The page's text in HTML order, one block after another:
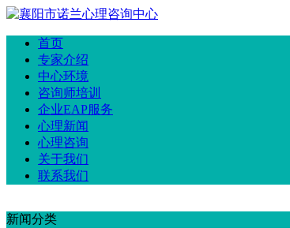
首页
专家介绍
中心环境
咨询师培训
企业EAP服务
心理新闻
心理咨询
关于我们
联系我们
新闻分类